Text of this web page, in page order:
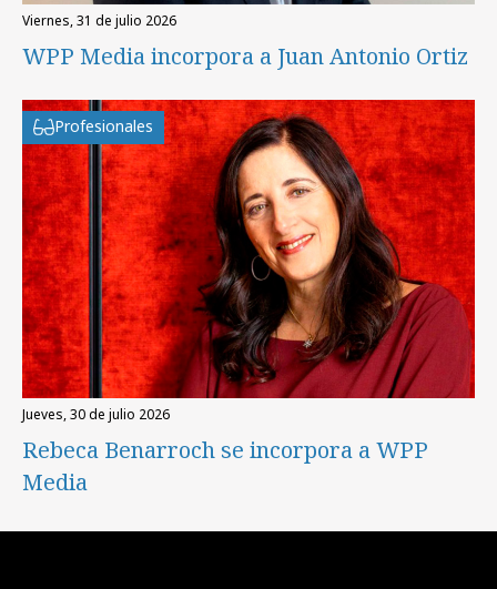
viernes, 31 de julio 2026
WPP Media incorpora a Juan Antonio Ortiz
Profesionales
jueves, 30 de julio 2026
Rebeca Benarroch se incorpora a WPP
Media